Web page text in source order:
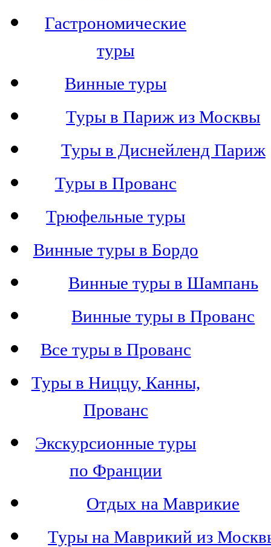
Гастрономические
туры
Винные туры
Туры в Париж из Москвы
Туры в Диснейленд Париж
Туры в Прованс
Трюфельные туры
Винные туры в Бордо
Винные туры в Шампань
Винные туры в Прованс
Все туры в Прованс
Туры в Ниццу, Канны,
Прованс
Экскурсионные туры
по Франции
Отдых на Маврикие
Туры на Маврикий из